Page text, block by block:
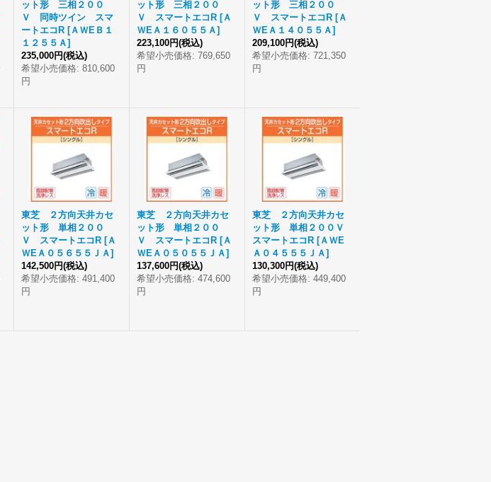
ット形 三相２００
Ｖ 同時ツイン スマ
ートエコR [ＡＷEＢ１
１２５５Ａ]
235,000円(税込)
希望小売価格: 810,600
円
ット形 三相２００
Ｖ スマートエコR [Ａ
ＷEＡ１６０５５Ａ]
223,100円(税込)
希望小売価格: 769,650
円
ット形 三相２００
Ｖ スマートエコR [Ａ
ＷEＡ１４０５５Ａ]
209,100円(税込)
希望小売価格: 721,350
円
東芝 ２方向天井カセ
ット形 単相２００
Ｖ スマートエコR [Ａ
ＷEＡ０５６５５ＪＡ]
142,500円(税込)
希望小売価格: 491,400
円
東芝 ２方向天井カセ
ット形 単相２００
Ｖ スマートエコR [Ａ
ＷEＡ０５０５５ＪＡ]
137,600円(税込)
希望小売価格: 474,600
円
東芝 ２方向天井カセ
ット形 単相２００Ｖ
スマートエコR [ＡＷE
Ａ０４５５５ＪＡ]
130,300円(税込)
希望小売価格: 449,400
円